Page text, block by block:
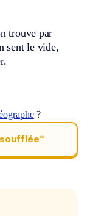
trouve par
sent le vide,
?